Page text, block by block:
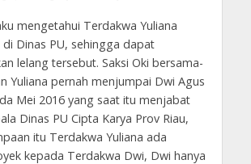
mengetahui Terdakwa Yuliana
di Dinas PU, sehingga dapat
lelang tersebut. Saksi Oki bersama-
Yuliana pernah menjumpai Dwi Agus
Mei 2016 yang saat itu menjabat
Dinas PU Cipta Karya Prov Riau,
itu Terdakwa Yuliana ada
kepada Terdakwa Dwi, Dwi hanya